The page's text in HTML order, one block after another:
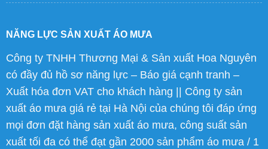
NĂNG LỰC SẢN XUẤT ÁO MƯA
Công ty TNHH Thương Mại & Sản xuất Hoa Nguyên
có đầy đủ hồ sơ năng lực – Báo giá cạnh tranh –
Xuất hóa đơn VAT cho khách hàng || Công ty sản
xuất áo mưa giá rẻ tại Hà Nội của chúng tôi đáp ứng
mọi đơn đặt hàng sản xuất áo mưa, công suất sản
xuất tối đa có thể đạt gần 2000 sản phẩm áo mưa / 1